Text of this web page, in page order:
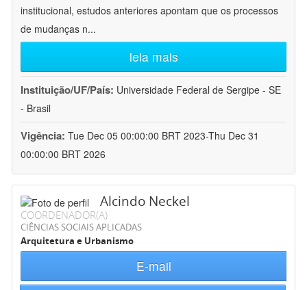
institucional, estudos anteriores apontam que os processos
de mudanças n...
leia mais
Instituição/UF/País: Universidade Federal de Sergipe - SE
- Brasil
Vigência: Tue Dec 05 00:00:00 BRT 2023-Thu Dec 31
00:00:00 BRT 2026
Alcindo Neckel
COORDENADOR(A)
CIÊNCIAS SOCIAIS APLICADAS
Arquitetura e Urbanismo
E-mail